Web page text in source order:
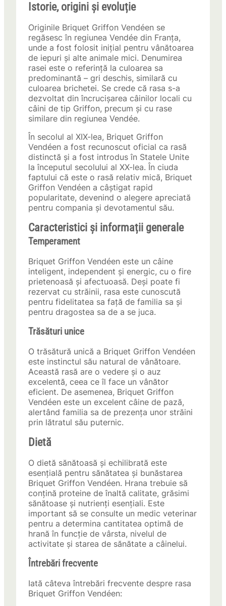
Istorie, origini și evoluție
Originile Briquet Griffon Vendéen se
regăsesc în regiunea Vendée din Franța,
unde a fost folosit inițial pentru vânătoarea
de iepuri și alte animale mici. Denumirea
rasei este o referință la culoarea sa
predominantă – gri deschis, similară cu
culoarea brichetei. Se crede că rasa s-a
dezvoltat din încrucișarea câinilor locali cu
câini de tip Griffon, precum și cu rase
similare din regiunea Vendée.
În secolul al XIX-lea, Briquet Griffon
Vendéen a fost recunoscut oficial ca rasă
distinctă și a fost introdus în Statele Unite
la începutul secolului al XX-lea. În ciuda
faptului că este o rasă relativ mică, Briquet
Griffon Vendéen a câștigat rapid
popularitate, devenind o alegere apreciată
pentru compania și devotamentul său.
Caracteristici și informații generale
Temperament
Briquet Griffon Vendéen este un câine
inteligent, independent și energic, cu o fire
prietenoasă și afectuoasă. Deși poate fi
rezervat cu străinii, rasa este cunoscută
pentru fidelitatea sa față de familia sa și
pentru dragostea sa de a se juca.
Trăsături unice
O trăsătură unică a Briquet Griffon Vendéen
este instinctul său natural de vânătoare.
Această rasă are o vedere și o auz
excelentă, ceea ce îl face un vânător
eficient. De asemenea, Briquet Griffon
Vendéen este un excelent câine de pază,
alertând familia sa de prezența unor străini
prin lătratul său puternic.
Dietă
O dietă sănătoasă și echilibrată este
esențială pentru sănătatea și bunăstarea
Briquet Griffon Vendéen. Hrana trebuie să
conțină proteine de înaltă calitate, grăsimi
sănătoase și nutrienți esențiali. Este
important să se consulte un medic veterinar
pentru a determina cantitatea optimă de
hrană în funcție de vârsta, nivelul de
activitate și starea de sănătate a câinelui.
Întrebări frecvente
Iată câteva întrebări frecvente despre rasa
Briquet Griffon Vendéen: